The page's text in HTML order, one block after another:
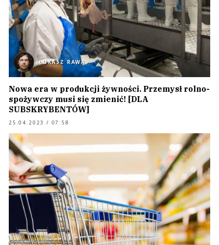
ŁUKASZ RAWA
Nowa era w produkcji żywności. Przemysł rolno-
spożywczy musi się zmienić! [DLA
SUBSKRYBENTÓW]
25.04.2023 / 07:58